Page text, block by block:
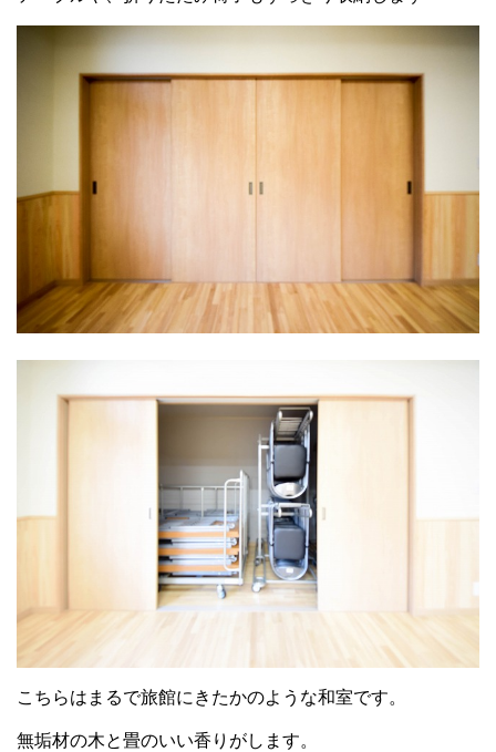
こちらはまるで旅館にきたかのような和室です。
無垢材の木と畳のいい香りがします。